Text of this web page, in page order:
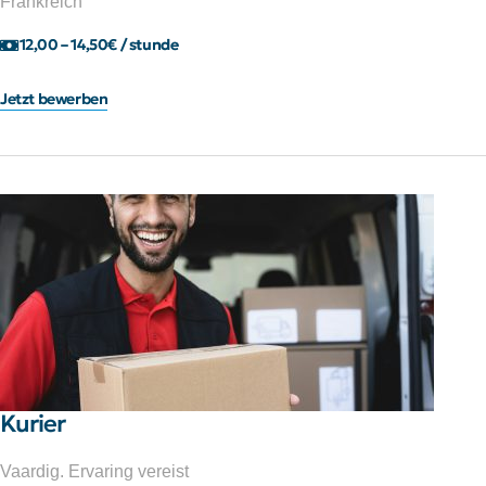
12,00 – 14,50€ / stunde
Jetzt bewerben
Kurier
Vaardig. Ervaring vereist